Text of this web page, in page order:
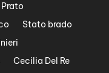
Stato brado
Cecilia Del Re